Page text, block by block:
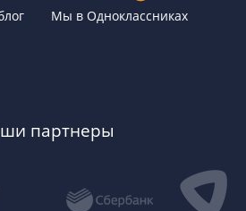
Мы в Одноклассниках
партнеры